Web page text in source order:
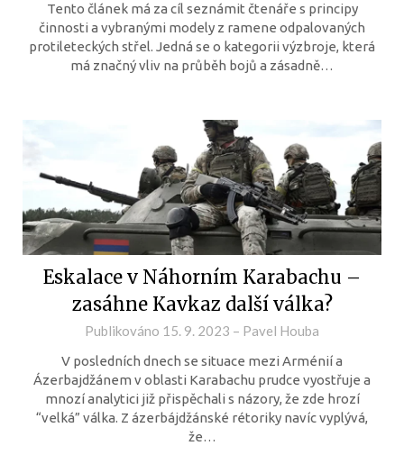
Tento článek má za cíl seznámit čtenáře s principy
činnosti a vybranými modely z ramene odpalovaných
protileteckých střel. Jedná se o kategorii výzbroje, která
má značný vliv na průběh bojů a zásadně…
Eskalace v Náhorním Karabachu –
zasáhne Kavkaz další válka?
Publikováno 15. 9. 2023 – Pavel Houba
V posledních dnech se situace mezi Arménií a
Ázerbajdžánem v oblasti Karabachu prudce vyostřuje a
mnozí analytici již přispěchali s názory, že zde hrozí
“velká” válka. Z ázerbájdžánské rétoriky navíc vyplývá,
že…